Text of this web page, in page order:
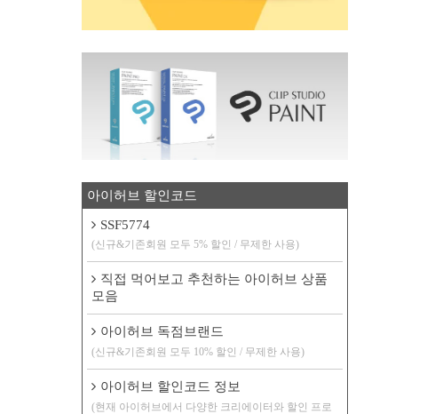
아이허브 할인코드
SSF5774
(신규&기존회원 모두 5% 할인 / 무제한 사용)
직접 먹어보고 추천하는 아이허브 상품
모음
아이허브 독점브랜드
(신규&기존회원 모두 10% 할인 / 무제한 사용)
아이허브 할인코드 정보
(현재 아이허브에서 다양한 크리에이터와 할인 프로